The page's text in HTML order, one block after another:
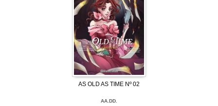
AS OLD AS TIME Nº 02
AA.DD.